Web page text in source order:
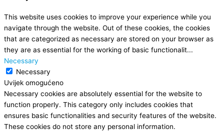
This website uses cookies to improve your experience while you
navigate through the website. Out of these cookies, the cookies
that are categorized as necessary are stored on your browser as
they are as essential for the working of basic functionalit...
Necessary
Necessary
Uvijek omogućeno
Necessary cookies are absolutely essential for the website to
function properly. This category only includes cookies that
ensures basic functionalities and security features of the website.
These cookies do not store any personal information.